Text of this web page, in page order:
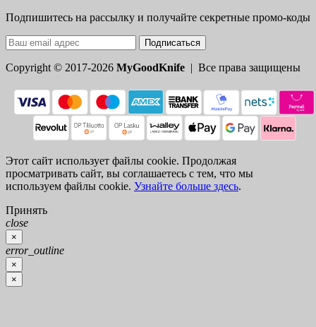
Подпишитесь на рассылку и получайте секретные промо-коды
Подписаться
Copyright © 2017-2026 MyGoodKnife | Все права защищены
Этот сайт использует файлы cookie. Продолжая
просматривать сайт, вы соглашаетесь с тем, что мы
используем файлы cookie. Узнайте больше здесь.
Принять
close
×
error_outline
×
×